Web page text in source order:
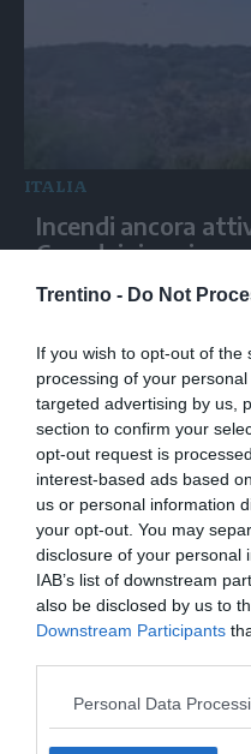
Trentino - Do Not
If you wish to opt-out of
processing of your
targeted advertising by us,
section to confirm your
opt-out request is
interest-based ads based
us or personal information
your opt-out. You may
disclosure of your personal
IAB’s list of downstream
also be disclosed by us to
Downstream Participants
Personal Data
ITALIA
Incendi ancora
Canadair in azione
ITALIA
Kompatscher:
convivenza"